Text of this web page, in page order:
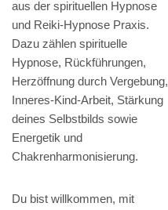
aus der spirituellen Hypnose
und Reiki-Hypnose Praxis.
Dazu zählen spirituelle
Hypnose, Rückführungen,
Herzöffnung durch Vergebung,
Inneres-Kind-Arbeit, Stärkung
deines Selbstbilds sowie
Energetik und
Chakrenharmonisierung.
Du bist willkommen, mit